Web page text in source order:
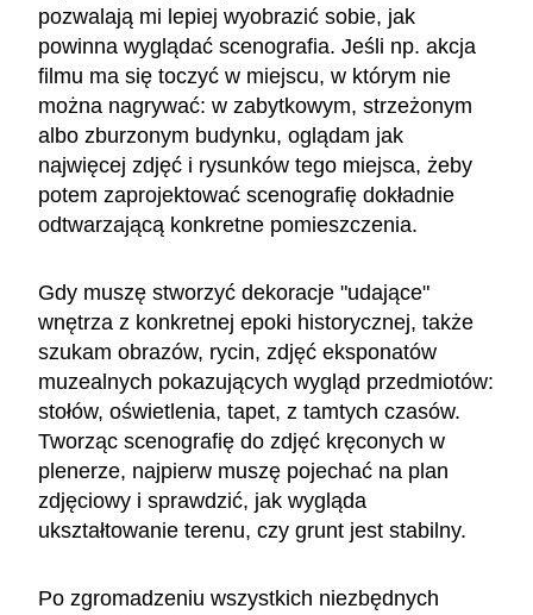
pozwalają mi lepiej wyobrazić sobie, jak
powinna wyglądać scenografia. Jeśli np. akcja
filmu ma się toczyć w miejscu, w którym nie
można nagrywać: w zabytkowym, strzeżonym
albo zburzonym budynku, oglądam jak
najwięcej zdjęć i rysunków tego miejsca, żeby
potem zaprojektować scenografię dokładnie
odtwarzającą konkretne pomieszczenia.
Gdy muszę stworzyć dekoracje "udające"
wnętrza z konkretnej epoki historycznej, także
szukam obrazów, rycin, zdjęć eksponatów
muzealnych pokazujących wygląd przedmiotów:
stołów, oświetlenia, tapet, z tamtych czasów.
Tworząc scenografię do zdjęć kręconych w
plenerze, najpierw muszę pojechać na plan
zdjęciowy i sprawdzić, jak wygląda
ukształtowanie terenu, czy grunt jest stabilny.
Po zgromadzeniu wszystkich niezbędnych